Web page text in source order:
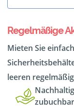
Regelmäßige
Mieten Sie
leeren
zubuchbar